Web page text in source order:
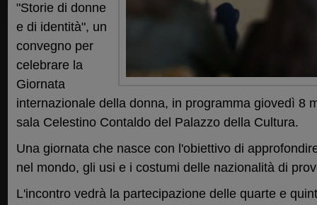
"Storie di donne
e di identità", un
convegno per
celebrare la
Giornata
internazionale della donna, in programma giovedì 8
sala Celestino Contaldo del Palazzo della Cultura.
Una giornata che nasce con l'obiettivo di
nel mondo, gli usi e i costumi delle nazionalità di
L'incontro vedrà la partecipazione delle quarte e